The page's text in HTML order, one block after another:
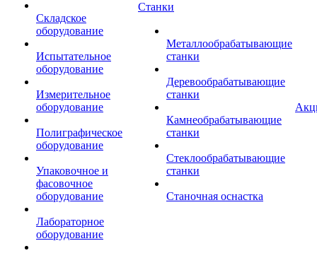
Складское
оборудование
Испытательное
оборудование
Измерительное
оборудование
Полиграфическое
оборудование
Упаковочное и
фасовочное
оборудование
Лабораторное
оборудование
Станки
Металлообрабатывающие
станки
Деревообрабатывающие
станки
Камнеобрабатывающие
станки
Стеклообрабатывающие
станки
Станочная оснастка